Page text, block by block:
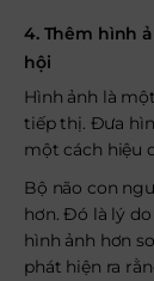
4. Thêm hình
hội
Hình ảnh là
tiếp thị. Đưa
một cách hiệu
Bộ não con
hơn. Đó là lý
hình ảnh hơn
phát hiện ra